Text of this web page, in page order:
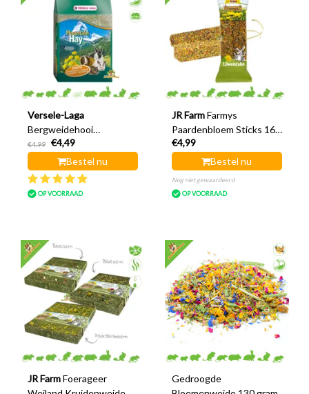
Versele-Laga
Bergweidehooi
Paardenbloem 500 gram
€4,99
€4,49
Bestel nu
OP VOORRAAD
JR Farm Farmys
Paardenbloem Sticks 160
gram
€4,99
Bestel nu
Nog niet gewaardeerd
OP VOORRAAD
JR Farm Foerageer
Gedroogde